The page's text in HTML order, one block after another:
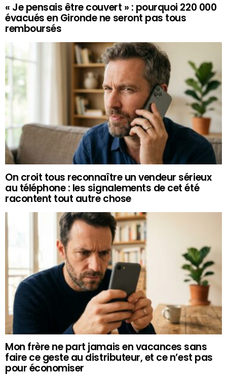
« Je pensais être couvert » : pourquoi 220 000
évacués en Gironde ne seront pas tous
remboursés
On croit tous reconnaître un vendeur sérieux
au téléphone : les signalements de cet été
racontent tout autre chose
Mon frère ne part jamais en vacances sans
faire ce geste au distributeur, et ce n’est pas
pour économiser